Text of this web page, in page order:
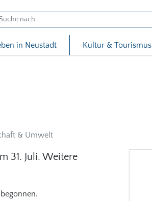
in Neustadt Kultur & Tourismus
& Umwelt
31. Juli. Weitere